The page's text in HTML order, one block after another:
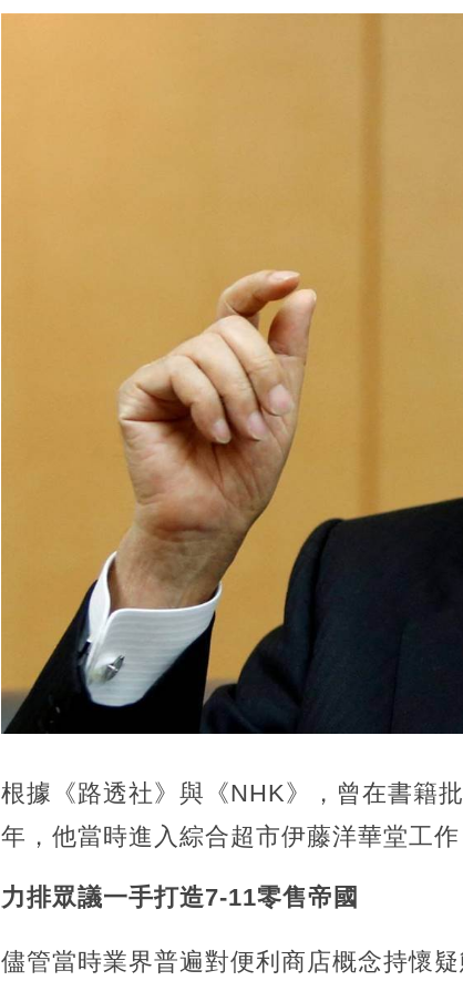
根據《路透社》與《NHK》，曾在書籍
年，他當時進入綜合超市伊藤洋華堂工作
力排眾議一手打造7-11零售帝國
儘管當時業界普遍對便利商店概念持懷